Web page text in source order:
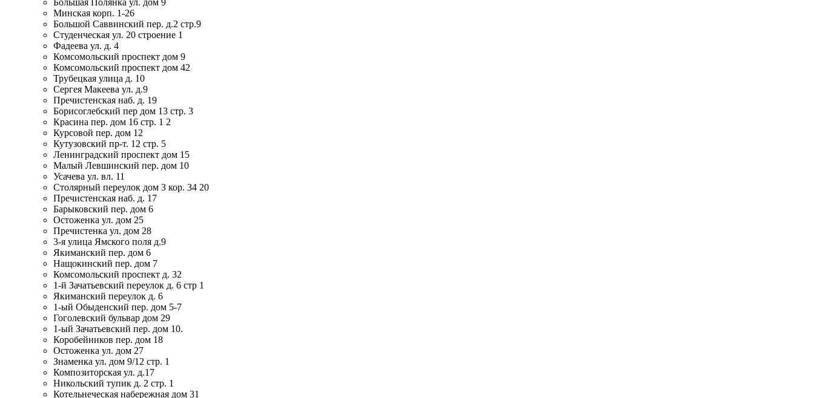
Минская корп. 1-26
Большой Саввинский пер. д.2 стр.9
Студенческая ул. 20 строение 1
Фадеева ул. д. 4
Комсомольский проспект дом 9
Комсомольский проспект дом 42
Трубецкая улица д. 10
Сергея Макеева ул. д.9
Пречистенская наб. д. 19
Борисоглебский пер дом 13 стр. 3
Красина пер. дом 16 стр. 1 2
Курсовой пер. дом 12
Кутузовский пр-т. 12 стр. 5
Ленинградский проспект дом 15
Малый Левшинский пер. дом 10
Усачева ул. вл. 11
Столярный переулок дом 3 кор. 34 20
Пречистенская наб. д. 17
Барыковский пер. дом 6
Остоженка ул. дом 25
Пречистенка ул. дом 28
3-я улица Ямского поля д.9
Якиманский пер. дом 6
Нащокинский пер. дом 7
Комсомольский проспект д. 32
1-й Зачатьевский переулок д. 6 стр 1
Якиманский переулок д. 6
1-ый Обыденский пер. дом 5-7
Гоголевский бульвар дом 29
1-ый Зачатьевский пер. дом 10.
Коробейников пер. дом 18
Остоженка ул. дом 27
Знаменка ул. дом 9/12 стр. 1
Композиторская ул. д.17
Никольский тупик д. 2 стр. 1
Котельнеческая набережная дом 31